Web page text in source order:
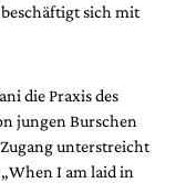
sich mit
die Praxis des
jungen Burschen
unterstreicht
I am laid in